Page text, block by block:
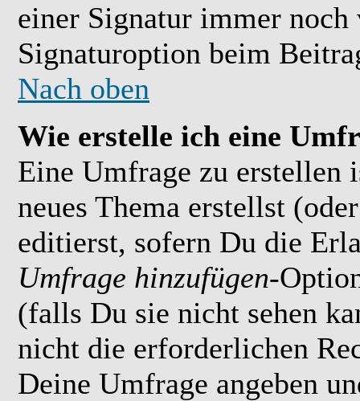
einer Signatur immer
Signaturoption beim
Nach oben
Wie erstelle ich eine
Eine Umfrage zu erstellen
neues Thema erstellst
editierst, sofern Du die
Umfrage hinzufügen-
(falls Du sie nicht sehen
nicht die erforderlichen
Deine Umfrage angeben